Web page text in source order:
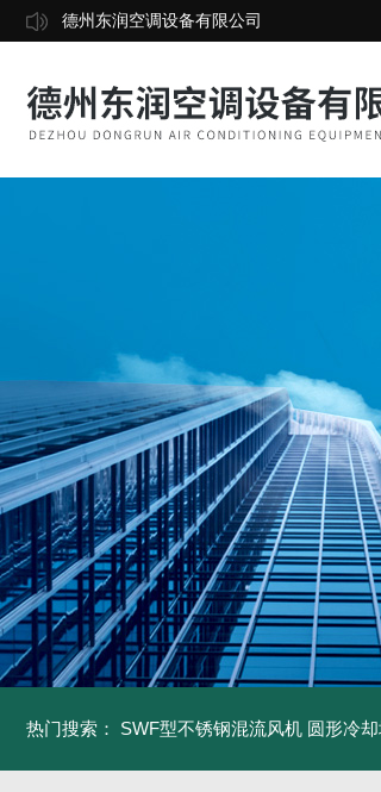
德州东润空调设备有限公司
热门搜索： SWF型不锈钢混流风机 圆形冷